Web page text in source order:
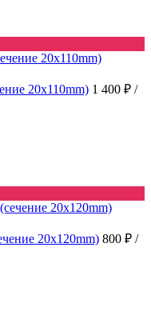
20х110mm) 1 400 ₽ /
20х120mm) 800 ₽ /